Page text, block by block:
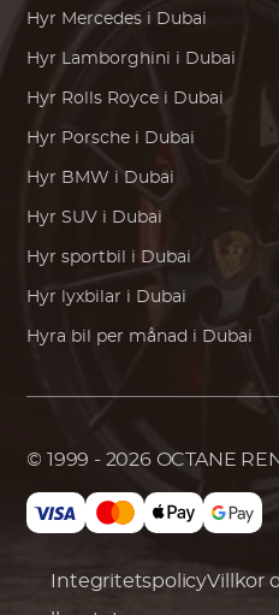
Hyr Mercedes i Dubai
Hyr Lamborghini i Dubai
Hyr Rolls Royce i Dubai
Hyr Porsche i Dubai
Hyr BMW i Dubai
Hyr SUV i Dubai
Hyr sportbil i Dubai
Hyr lyxbilar i Dubai
Hyra bil per månad i Dubai
© 1999 - 2026 OCTANE
IntegritetspolicyVillkor